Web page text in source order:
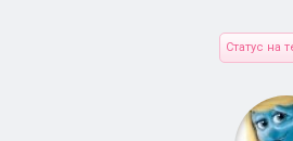
Статус на